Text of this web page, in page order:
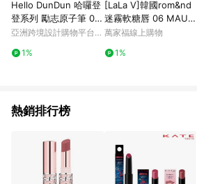
Hello DunDun 哈囉登
登系列 勵志原子筆 09.
give thanks
亞洲跨境設計購物平台
1%
[LaLa V]韓國rom&nd
迷霧軟糖唇 06 MAUVI
SH 芋泥啵啵 5g
萬家福線上購物
1%
熱銷排行榜